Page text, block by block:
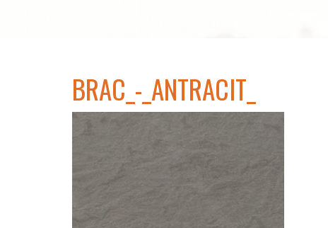
BRAC_-_ANTRACIT_